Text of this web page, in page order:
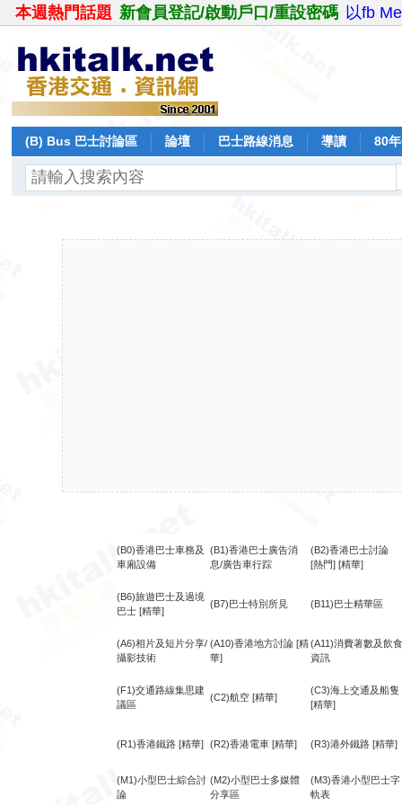
本週熱門話題 新會員登記/啟動戶口/重設密碼 以fb
(B) Bus 巴士討論區 論壇 巴士路線消息 導讀 80
(B0)香港巴士車務及
車廂設備
(B1)香港巴士廣告消
息/廣告車行踪
(B2)香港巴士討論
[熱門] [精華]
(B6)旅遊巴士及過境
巴士 [精華]
(B7)巴士特別所見 (B11)巴士精華區
(A6)相片及短片分享/
攝影技術
(A10)香港地方討論 [精
華]
(A11)消費著數及飲食
資訊
(F1)交通路線集思建
議區
(C2)航空 [精華]
(C3)海上交通及船隻
[精華]
(R1)香港鐵路 [精華] (R2)香港電車 [精華] (R3)港外鐵路 [精華]
(M1)小型巴士綜合討
論
(M2)小型巴士多媒體
分享區
(M3)香港小型巴士字
軌表